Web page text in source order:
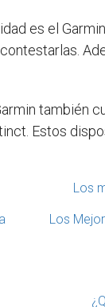
es el
también
Estos
Los
Los